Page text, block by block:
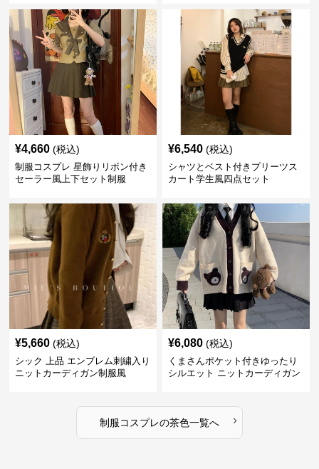
¥4,660 (税込)
制服コスプレ 星飾りリボン付き
セーラー風上下セット制服
¥6,540 (税込)
シャツとベスト付きプリーツス
カート学生風四点セット
¥5,660 (税込)
シック 上品 エンブレム刺繍入り
ニットカーディガン制服風
¥6,080 (税込)
くまさんポケット付きゆったり
シルエット ニットカーディガン
制服コスプレの茶色一覧へ ›